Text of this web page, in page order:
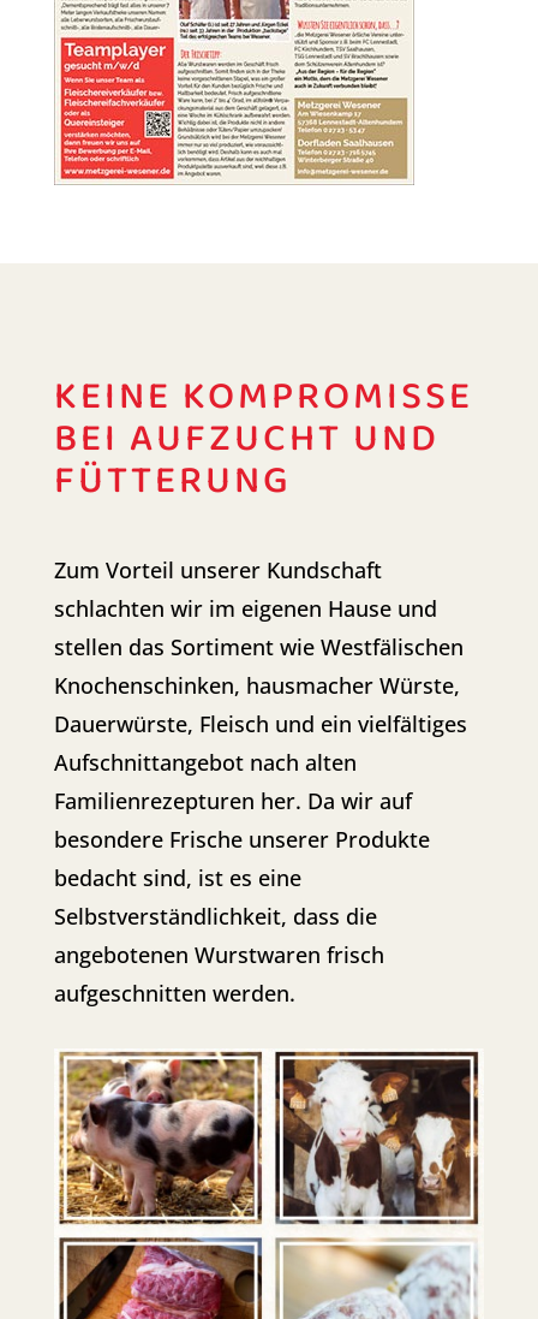
KEINE KOMPROMISSE
BEI AUFZUCHT UND
FÜTTERUNG
Zum Vorteil unserer Kundschaft
schlachten wir im eigenen Hause und
stellen das Sortiment wie Westfälischen
Knochenschinken, hausmacher Würste,
Dauerwürste, Fleisch und ein vielfältiges
Aufschnittangebot nach alten
Familienrezepturen her. Da wir auf
besondere Frische unserer Produkte
bedacht sind, ist es eine
Selbstverständlichkeit, dass die
angebotenen Wurstwaren frisch
aufgeschnitten werden.